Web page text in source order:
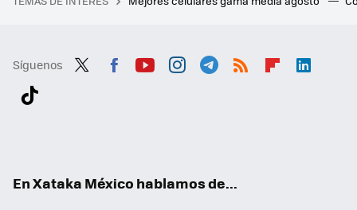
Síguenos
En Xataka México hablamos de...